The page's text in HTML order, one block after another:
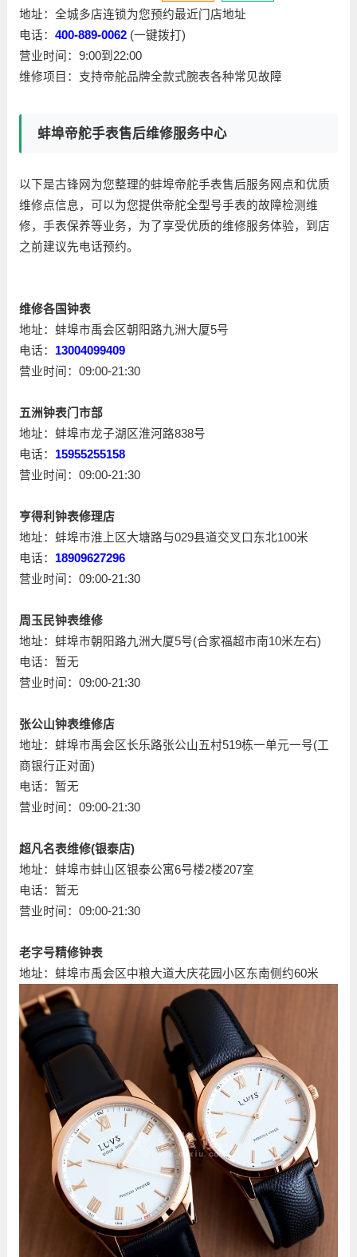
地址：全城多店连锁为您预约最近门店地址
电话： 400-889-0062(一键拨打)
营业时间：9:00到22:00
维修项目：支持帝舵品牌全款式腕表各种常见故障
蚌埠帝舵手表售后维修服务中心
以下是古锋网为您整理的蚌埠帝舵手表售后服务网点和优质
维修点信息，可以为您提供帝舵全型号手表的故障检测维
修，手表保养等业务，为了享受优质的维修服务体验，到店
之前建议先电话预约。
维修各国钟表
地址：蚌埠市禹会区朝阳路九洲大厦5号
电话： 13004099409
营业时间：09:00-21:30
五洲钟表门市部
地址：蚌埠市龙子湖区淮河路838号
电话： 15955255158
营业时间：09:00-21:30
亨得利钟表修理店
地址：蚌埠市淮上区大塘路与029县道交叉口东北100米
电话： 18909627296
营业时间：09:00-21:30
周玉民钟表维修
地址：蚌埠市朝阳路九洲大厦5号(合家福超市南10米左右)
电话：暂无
营业时间：09:00-21:30
张公山钟表维修店
地址：蚌埠市禹会区长乐路张公山五村519栋一单元一号(工
商银行正对面)
电话：暂无
营业时间：09:00-21:30
超凡名表维修(银泰店)
地址：蚌埠市蚌山区银泰公寓6号楼2楼207室
电话：暂无
营业时间：09:00-21:30
老字号精修钟表
地址：蚌埠市禹会区中粮大道大庆花园小区东南侧约60米